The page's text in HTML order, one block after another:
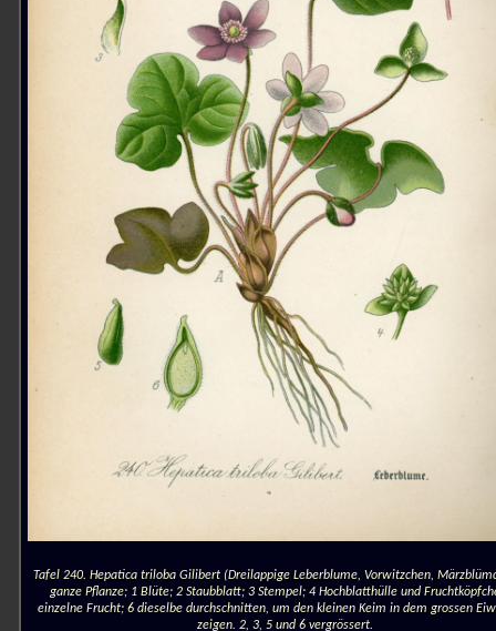
Tafel 240. Hepatica triloba Gilibert (Dreilappige Leberblume, Vorwitzchen,
ganze Pflanze; 1 Blüte; 2 Staubblatt; 3 Stempel; 4 Hochblatthülle und
einzelne Frucht; 6 dieselbe durchschnitten, um den kleinen Keim in dem grossen
zeigen. 2, 3, 5 und 6 vergrössert.